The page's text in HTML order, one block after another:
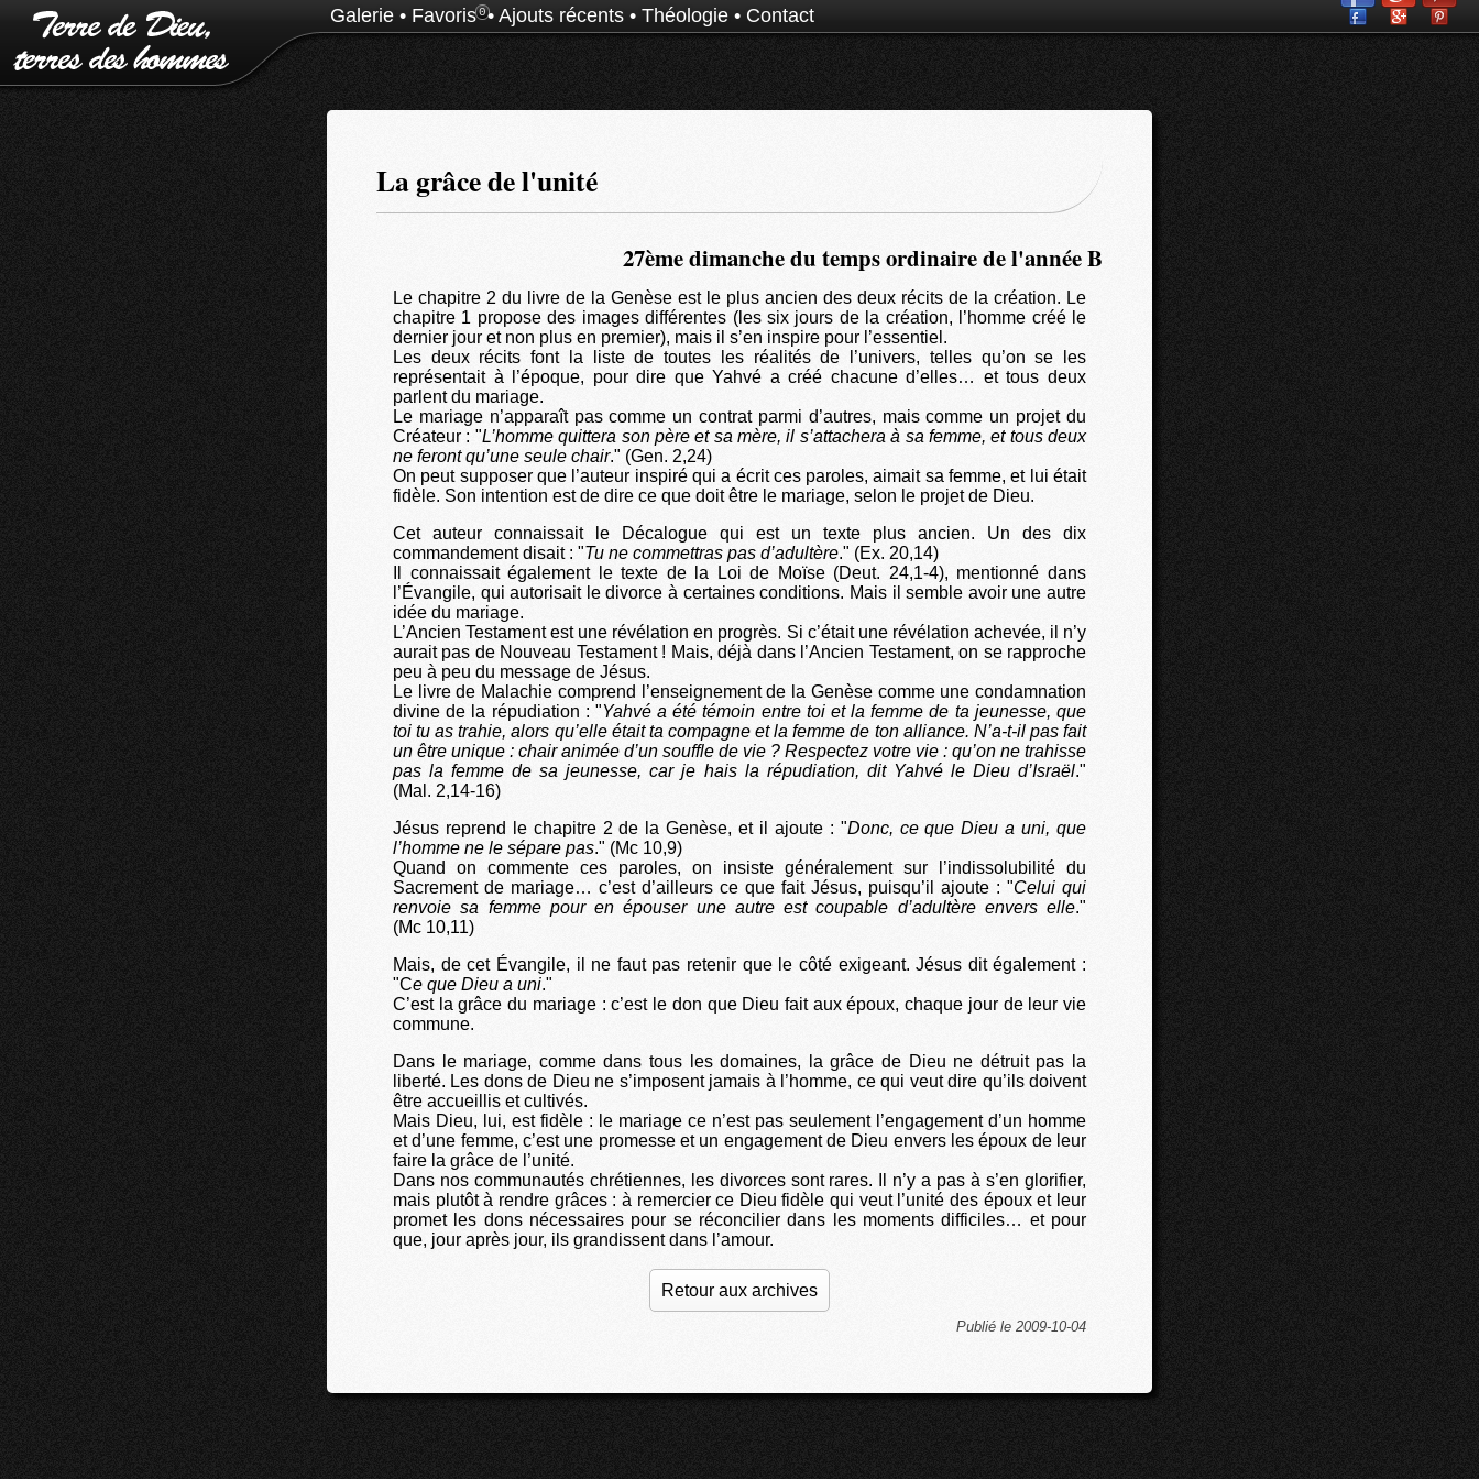
Galerie • Favoris0• Ajouts récents • Théologie • Contact
La grâce de l'unité
27ème dimanche du temps ordinaire de l'année B
Le chapitre 2 du livre de la Genèse est le plus ancien des deux récits de la création. Le
chapitre 1 propose des images différentes (les six jours de la création, l’homme créé le
dernier jour et non plus en premier), mais il s’en inspire pour l’essentiel.
Les deux récits font la liste de toutes les réalités de l’univers, telles qu’on se les
représentait à l’époque, pour dire que Yahvé a créé chacune d’elles… et tous deux
parlent du mariage.
Le mariage n’apparaît pas comme un contrat parmi d’autres, mais comme un projet du
Créateur : "L’homme quittera son père et sa mère, il s’attachera à sa femme, et tous deux
ne feront qu’une seule chair." (Gen. 2,24)
On peut supposer que l’auteur inspiré qui a écrit ces paroles, aimait sa femme, et lui était
fidèle. Son intention est de dire ce que doit être le mariage, selon le projet de Dieu.
Cet auteur connaissait le Décalogue qui est un texte plus ancien. Un des dix
commandement disait : "Tu ne commettras pas d’adultère." (Ex. 20,14)
Il connaissait également le texte de la Loi de Moïse (Deut. 24,1-4), mentionné dans
l’Évangile, qui autorisait le divorce à certaines conditions. Mais il semble avoir une autre
idée du mariage.
L’Ancien Testament est une révélation en progrès. Si c’était une révélation achevée, il n’y
aurait pas de Nouveau Testament ! Mais, déjà dans l’Ancien Testament, on se rapproche
peu à peu du message de Jésus.
Le livre de Malachie comprend l’enseignement de la Genèse comme une condamnation
divine de la répudiation : "Yahvé a été témoin entre toi et la femme de ta jeunesse, que
toi tu as trahie, alors qu’elle était ta compagne et la femme de ton alliance. N’a-t-il pas fait
un être unique : chair animée d’un souffle de vie ? Respectez votre vie : qu’on ne trahisse
pas la femme de sa jeunesse, car je hais la répudiation, dit Yahvé le Dieu d’Israël."
(Mal. 2,14-16)
Jésus reprend le chapitre 2 de la Genèse, et il ajoute : "Donc, ce que Dieu a uni, que
l’homme ne le sépare pas." (Mc 10,9)
Quand on commente ces paroles, on insiste généralement sur l’indissolubilité du
Sacrement de mariage… c’est d’ailleurs ce que fait Jésus, puisqu’il ajoute : "Celui qui
renvoie sa femme pour en épouser une autre est coupable d’adultère envers elle."
(Mc 10,11)
Mais, de cet Évangile, il ne faut pas retenir que le côté exigeant. Jésus dit également :
"Ce que Dieu a uni."
C’est la grâce du mariage : c’est le don que Dieu fait aux époux, chaque jour de leur vie
commune.
Dans le mariage, comme dans tous les domaines, la grâce de Dieu ne détruit pas la
liberté. Les dons de Dieu ne s’imposent jamais à l’homme, ce qui veut dire qu’ils doivent
être accueillis et cultivés.
Mais Dieu, lui, est fidèle : le mariage ce n’est pas seulement l’engagement d’un homme
et d’une femme, c’est une promesse et un engagement de Dieu envers les époux de leur
faire la grâce de l’unité.
Dans nos communautés chrétiennes, les divorces sont rares. Il n’y a pas à s’en glorifier,
mais plutôt à rendre grâces : à remercier ce Dieu fidèle qui veut l’unité des époux et leur
promet les dons nécessaires pour se réconcilier dans les moments difficiles… et pour
que, jour après jour, ils grandissent dans l’amour.
Retour aux archives
Publié le 2009-10-04